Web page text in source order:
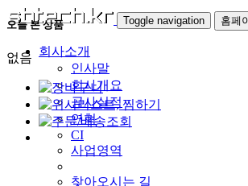
Toggle navigation 홈페
회사소개
인사말
회사개요
공사실적
연혁
CI
사업영역
찾아오시는 길
오늘 본 상품
없음